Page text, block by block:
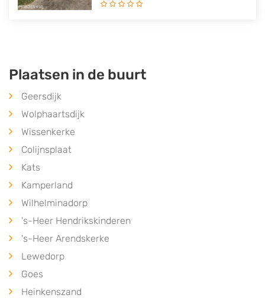
Plaatsen in de buurt
Geersdijk
Wolphaartsdijk
Wissenkerke
Colijnsplaat
Kats
Kamperland
Wilhelminadorp
's-Heer Hendrikskinderen
's-Heer Arendskerke
Lewedorp
Goes
Heinkenszand